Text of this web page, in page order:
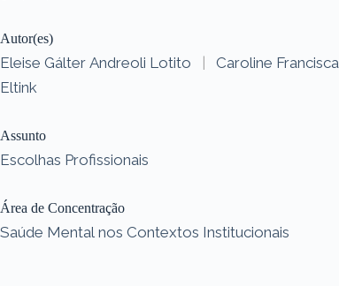
Autor(es)
Eleise Gálter Andreoli Lotito |
Caroline Francisca
Eltink
Assunto
Escolhas Profissionais
Área de Concentração
Saúde Mental nos Contextos Institucionais